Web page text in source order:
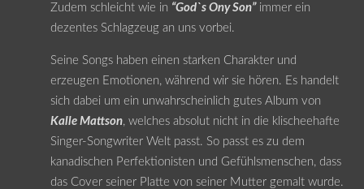
Zudem schleicht wie in “God`s Ony Son”immer ein
dezentes Schlagzeug an uns vorbei.
Seine Songs haben einen starken Charakter und
erzeugen Emotionen, während wir sie hören. Es handelt
sich dabei um ein unwahrscheinlich gutes Album von
Kalle Mattson, welches absolut nicht in die klischeehafte
Singer-Songwriter Welt passt. So passt es zu dem
kanadischen Perfektionisten und Gefühlsmenschen, dass
das Cover seiner Platte von seiner Mutter gemalt wurde.